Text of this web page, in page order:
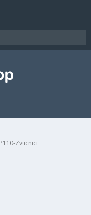
Zvucnici